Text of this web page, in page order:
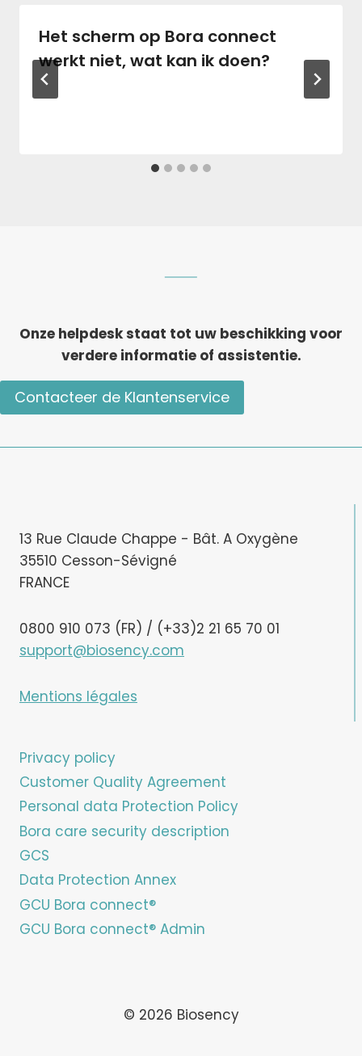
Het scherm op Bora connect
werkt niet, wat kan ik doen?
Onze helpdesk staat tot uw beschikking voor
verdere informatie of assistentie.
Contacteer de Klantenservice
13 Rue Claude Chappe - Bât. A Oxygène
35510 Cesson-Sévigné
FRANCE
0800 910 073 (FR) / (+33)2 21 65 70 01
support@biosency.com
Mentions légales
Privacy policy
Customer Quality Agreement
Personal data Protection Policy
Bora care security description
GCS
Data Protection Annex
GCU Bora connect®
GCU Bora connect® Admin
© 2026 Biosency